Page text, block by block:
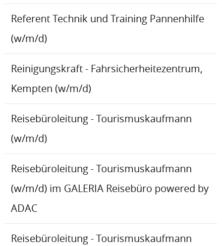
Referent Technik und Training Pannenhilfe
(w/m/d)
Reinigungskraft - Fahrsicherheitezentrum,
Kempten (w/m/d)
Reisebüroleitung - Tourismuskaufmann
(w/m/d)
Reisebüroleitung - Tourismuskaufmann
(w/m/d) im GALERIA Reisebüro powered by
ADAC
Reisebüroleitung - Tourismuskaufmann